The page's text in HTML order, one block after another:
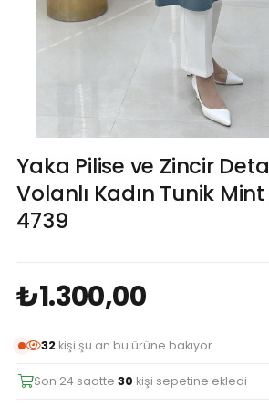
Yaka Pilise ve Zincir
Volanlı Kadın Tunik Mint
4739
₺1.300,00
32 kişi şu an bu ürüne bakıyor
Son 24 saatte30 kişi sepetine ekledi